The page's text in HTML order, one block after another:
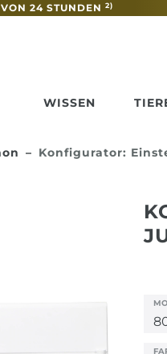
24 STUNDEN 2)
WISSEN
Konfigurator: